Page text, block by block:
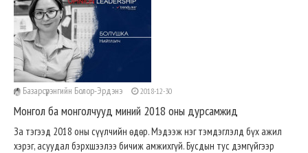
Базарсүрэнгийн Болор-Эрдэнэ 2018-12-30
Монгол ба монголчууд миний 2018 оны дурсамжид
За тэгээд 2018 оны сүүлчийн өдөр. Мэдээж нэг тэмдэглэлд бүх ажил
хэрэг, асуудал бэрхшээлээ бичиж амжихгүй. Бусдын тус дэмгүйгээр